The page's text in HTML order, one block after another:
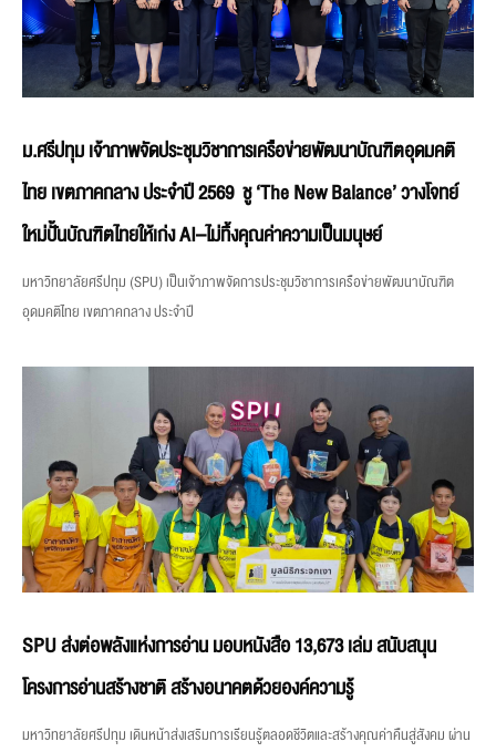
ม.ศรีปทุม เจ้าภาพจัดประชุมวิชาการเครือข่ายพัฒนาบัณฑิตอุดมคติ
ไทย เขตภาคกลาง ประจำปี 2569 ชู ‘The New Balance’ วางโจทย์
ใหม่ปั้นบัณฑิตไทยให้เก่ง AI–ไม่ทิ้งคุณค่าความเป็นมนุษย์
มหาวิทยาลัยศรีปทุม (SPU) เป็นเจ้าภาพจัดการประชุมวิชาการเครือข่ายพัฒนาบัณฑิต
อุดมคติไทย เขตภาคกลาง ประจำปี
SPU ส่งต่อพลังแห่งการอ่าน มอบหนังสือ 13,673 เล่ม สนับสนุน
โครงการอ่านสร้างชาติ สร้างอนาคตด้วยองค์ความรู้
มหาวิทยาลัยศรีปทุม เดินหน้าส่งเสริมการเรียนรู้ตลอดชีวิตและสร้างคุณค่าคืนสู่สังคม ผ่าน